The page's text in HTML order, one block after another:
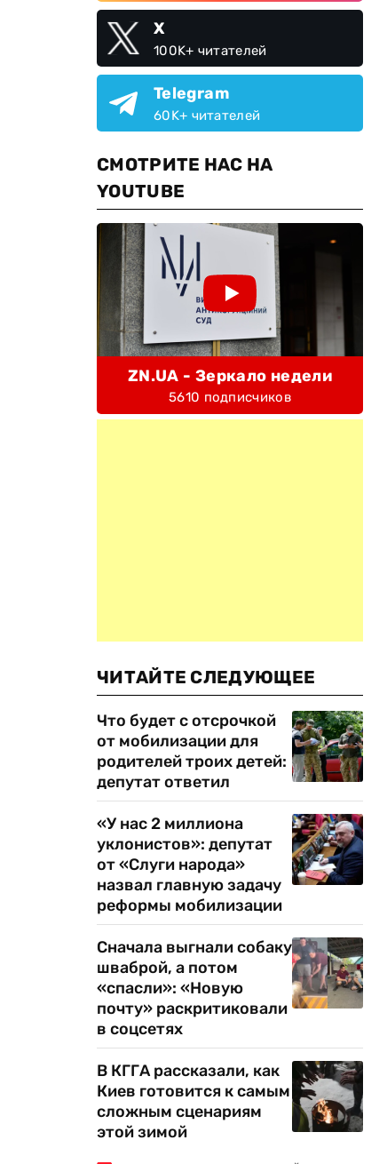
X
100K+ читателей
Telegram
60K+ читателей
СМОТРИТЕ НАС НА
YOUTUBE
ZN.UA - Зеркало недели
5610 подписчиков
ЧИТАЙТЕ СЛЕДУЮЩЕЕ
Что будет с отсрочкой
от мобилизации для
родителей троих детей:
депутат ответил
«У нас 2 миллиона
уклонистов»: депутат
от «Слуги народа»
назвал главную задачу
реформы мобилизации
Сначала выгнали собаку
шваброй, а потом
«спасли»: «Новую
почту» раскритиковали
в соцсетях
В КГГА рассказали, как
Киев готовится к самым
сложным сценариям
этой зимой